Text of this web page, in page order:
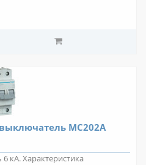
MС202A
кА. Характеристика